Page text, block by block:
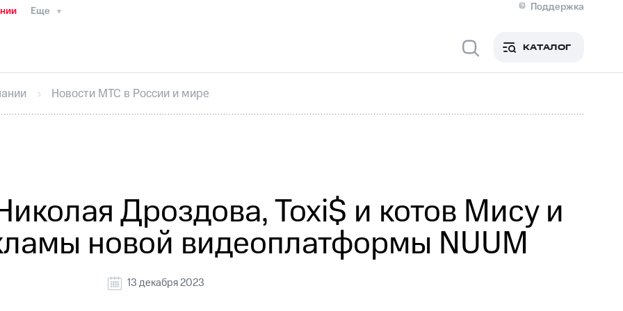
Еще
Поддержка
Медиа-центр
ИнтервьюФинансовая отчетностьКонтактыНовости в регионе
секретарьРаскрытие информации
кабинет акционераАкционерный капиталКонтроль и аудитРынок акций
КАТАЛОГ
Новости МТС в России и мире
Дроздова, Toxi$ и котов Мису и
новой видеоплатформы NUUM
13 декабря 2023